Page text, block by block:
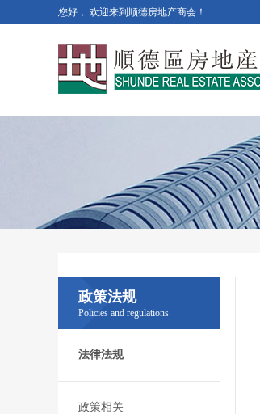
您好， 欢迎来到顺德房地产商会！
政策法规
Policies and regulations
法律法规
政策相关